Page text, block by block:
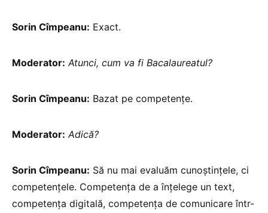
Sorin Cîmpeanu: Exact.
Moderator: Atunci, cum va fi Bacalaureatul?
Sorin Cîmpeanu: Bazat pe competențe.
Moderator: Adică?
Sorin Cîmpeanu: Să nu mai evaluăm cunoștințele, ci
competențele. Competența de a înțelege un text,
competența digitală, competența de comunicare într-